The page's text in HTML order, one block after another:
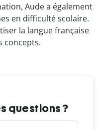
Aude a également
en difficulté scolaire.
la langue française
concepts.
questions ?